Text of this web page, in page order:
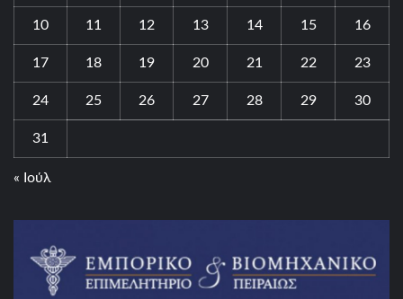
10 11 12 13 14 15 16
17 18 19 20 21 22 23
24 25 26 27 28 29 30
31
« Ιούλ